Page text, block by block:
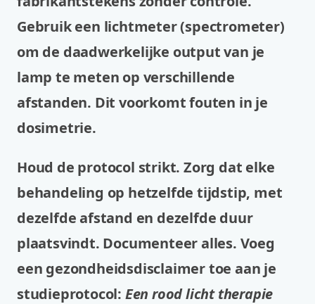
Gebruik een lichtmeter (spectrometer)
om de daadwerkelijke output van je
lamp te meten op verschillende
afstanden. Dit voorkomt fouten in je
dosimetrie.
Houd de protocol strikt. Zorg dat elke
behandeling op hetzelfde tijdstip, met
dezelfde afstand en dezelfde duur
plaatsvindt. Documenteer alles. Voeg
een gezondheidsdisclaimer toe aan je
studieprotocol: Een rood licht therapie